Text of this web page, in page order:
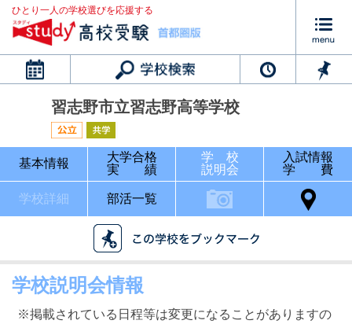
ひとり一人の学校選びを応援する
カレンダー
習志野市立習志野高等学校
基本情報
大学合格
実 績
学 校
説明会
入試情報
学 費
学校詳細 部活一覧
学校説明会情報
※掲載されている日程等は変更になることがありますの